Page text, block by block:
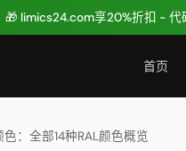
🎁 limics24.com享20%折扣 - 代
首页
色：全部14种RAL颜色概览